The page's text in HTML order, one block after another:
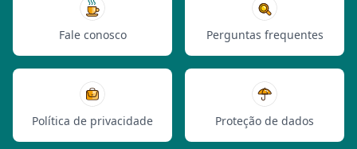
Fale conosco Perguntas frequentes
Política de privacidade Proteção de dados